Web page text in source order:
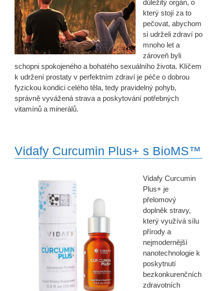
důležitý orgán, o
který stojí za to
pečovat, abychom
si udrželi zdraví po
mnoho let a
zároveň byli
schopni spokojeného a bohatého sexuálního života. Klíčem
k udržení prostaty v perfektním zdraví je péče o dobrou
fyzickou kondici celého těla, tedy pravidelný pohyb,
správně vyvážená strava a poskytování potřebných
vitamínů a minerálů.
Vidafy Curcumin Plus+ s BioMS™
Vidafy Curcumin
Plus+ je
přelomový
doplněk stravy,
který využívá sílu
přírody a
nejmodernější
nanotechnologie k
poskytnutí
bezkonkurenčních
zdravotních